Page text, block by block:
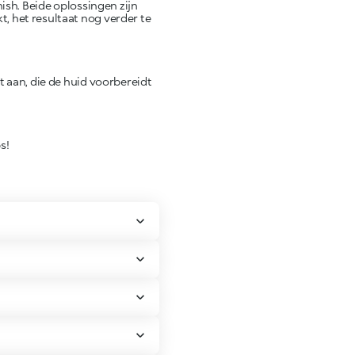
Beide oplossingen zijn
het resultaat nog verder te
aan, die de huid voorbereidt